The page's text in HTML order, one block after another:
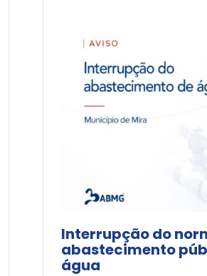
Interrupção do
abastecimento
água